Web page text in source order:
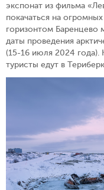
экспонат из фильма
покачаться на
горизонтом Баренцево
даты проведения
(15-16 июля 2024
туристы едут в